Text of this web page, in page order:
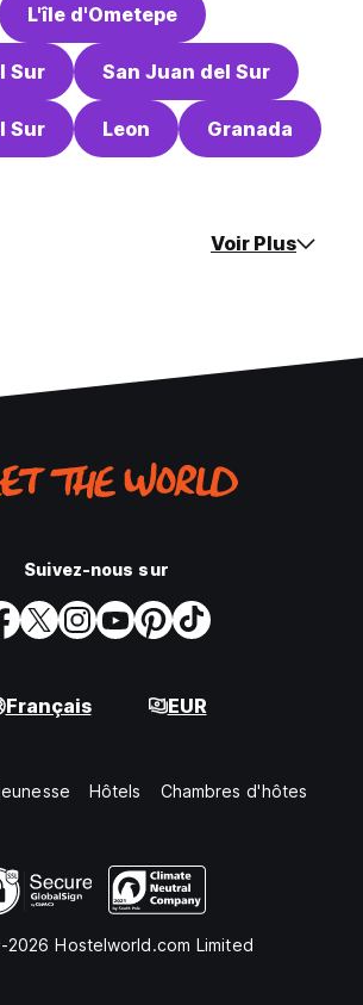
L'île d'Ometepe
Sur San Juan del Sur
Sur Leon Granada
Voir Plus
Suivez-nous sur
Français EUR
Hôtels Chambres d'hôtes
Hostelworld.com Limited